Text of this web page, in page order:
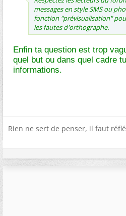
messages en style SMS ou
fonction "prévisualisation"
les fautes d'orthographe.
Enfin ta question est trop
quel but ou dans quel cadre
informations.
Rien ne sert de penser, il faut